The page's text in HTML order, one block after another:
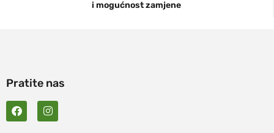
i mogućnost zamjene
Pratite nas